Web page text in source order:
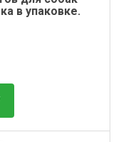
в упаковке.